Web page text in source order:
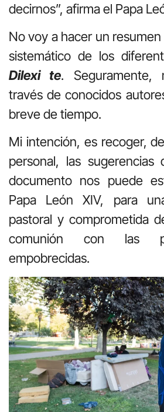
decirnos”, afirma el Papa
No voy a hacer un
sistemático de los
Dilexi te. Seguramente,
través de conocidos
breve de tiempo.
Mi intención, es recoger,
personal, las
documento nos puede
Papa León XIV, para
pastoral y comprometida
comunión con las
empobrecidas.